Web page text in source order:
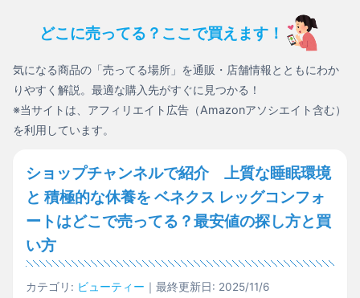
どこに売ってる？ここで買えます！
気になる商品の「売ってる場所」を通販・店舗情報とともにわか
りやすく解説。最適な購入先がすぐに見つかる！
※当サイトは、アフィリエイト広告（Amazonアソシエイト含む）
を利用しています。
ショップチャンネルで紹介 上質な睡眠環境
と 積極的な休養を ベネクス レッグコンフォ
ートはどこで売ってる？最安値の探し方と買
い方
カテゴリ: ビューティー ｜最終更新日: 2025/11/6